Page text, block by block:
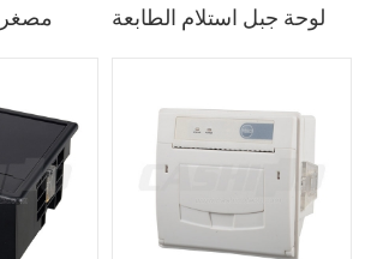
لوحة جبل استلام الطابعة